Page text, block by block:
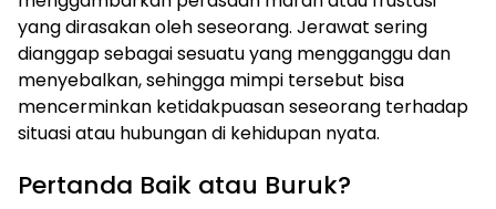
yang dirasakan oleh seseorang. Jerawat sering
dianggap sebagai sesuatu yang mengganggu dan
menyebalkan, sehingga mimpi tersebut bisa
mencerminkan ketidakpuasan seseorang terhadap
situasi atau hubungan di kehidupan nyata.
Pertanda Baik atau Buruk?